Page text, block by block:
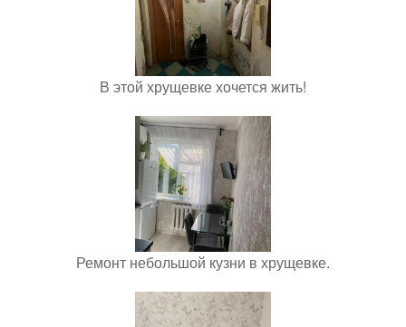
В этой хрущевке хочется жить!
Ремонт небольшой кузни в хрущевке.